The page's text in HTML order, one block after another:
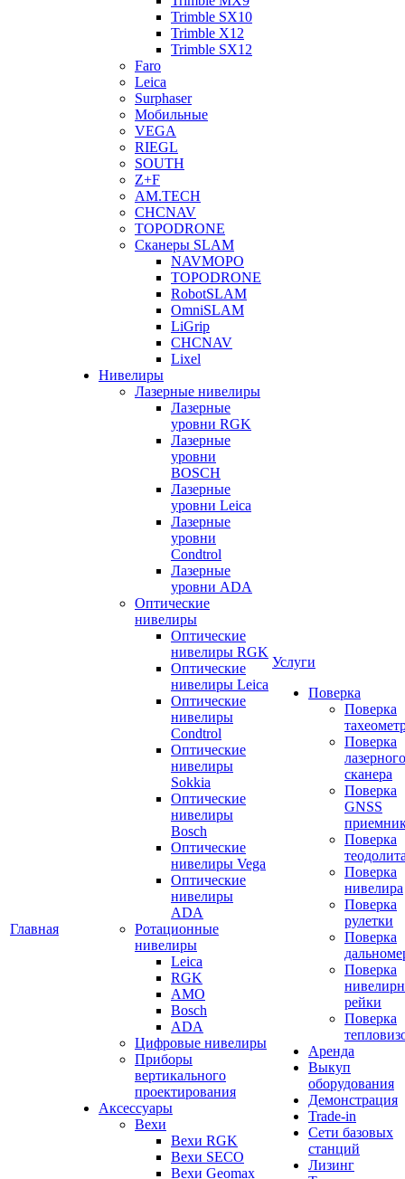
Главная
Trimble SX10
Trimble X12
Trimble SX12
Faro
Leica
Surphaser
Мобильные
VEGA
RIEGL
SOUTH
Z+F
AM.TECH
CHCNAV
TOPODRONE
Сканеры SLAM
NAVMOPO
TOPODRONE
RobotSLAM
OmniSLAM
LiGrip
CHCNAV
Lixel
Нивелиры
Лазерные нивелиры
Лазерные
уровни RGK
Лазерные
уровни
BOSCH
Лазерные
уровни Leica
Лазерные
уровни
Condtrol
Лазерные
уровни ADA
Оптические
нивелиры
Оптические
нивелиры RGK
Оптические
нивелиры Leica
Оптические
нивелиры
Condtrol
Оптические
нивелиры
Sokkia
Оптические
нивелиры
Bosch
Оптические
нивелиры Vega
Оптические
нивелиры
ADA
Ротационные
нивелиры
Leica
RGK
AMO
Bosch
ADA
Цифровые нивелиры
Приборы
вертикального
проектирования
Аксессуары
Вехи
Вехи RGK
Вехи SECO
Вехи Geomax
Услуги
Поверка
Поверка
Поверка
лазерного
сканера
Поверка
GNSS
Поверка
Поверка
нивелира
Поверка
рулетки
Поверка
Поверка
рейки
Поверка
Аренда
Выкуп
оборудования
Демонстрация
Trade-in
Сети базовых
станций
Лизинг